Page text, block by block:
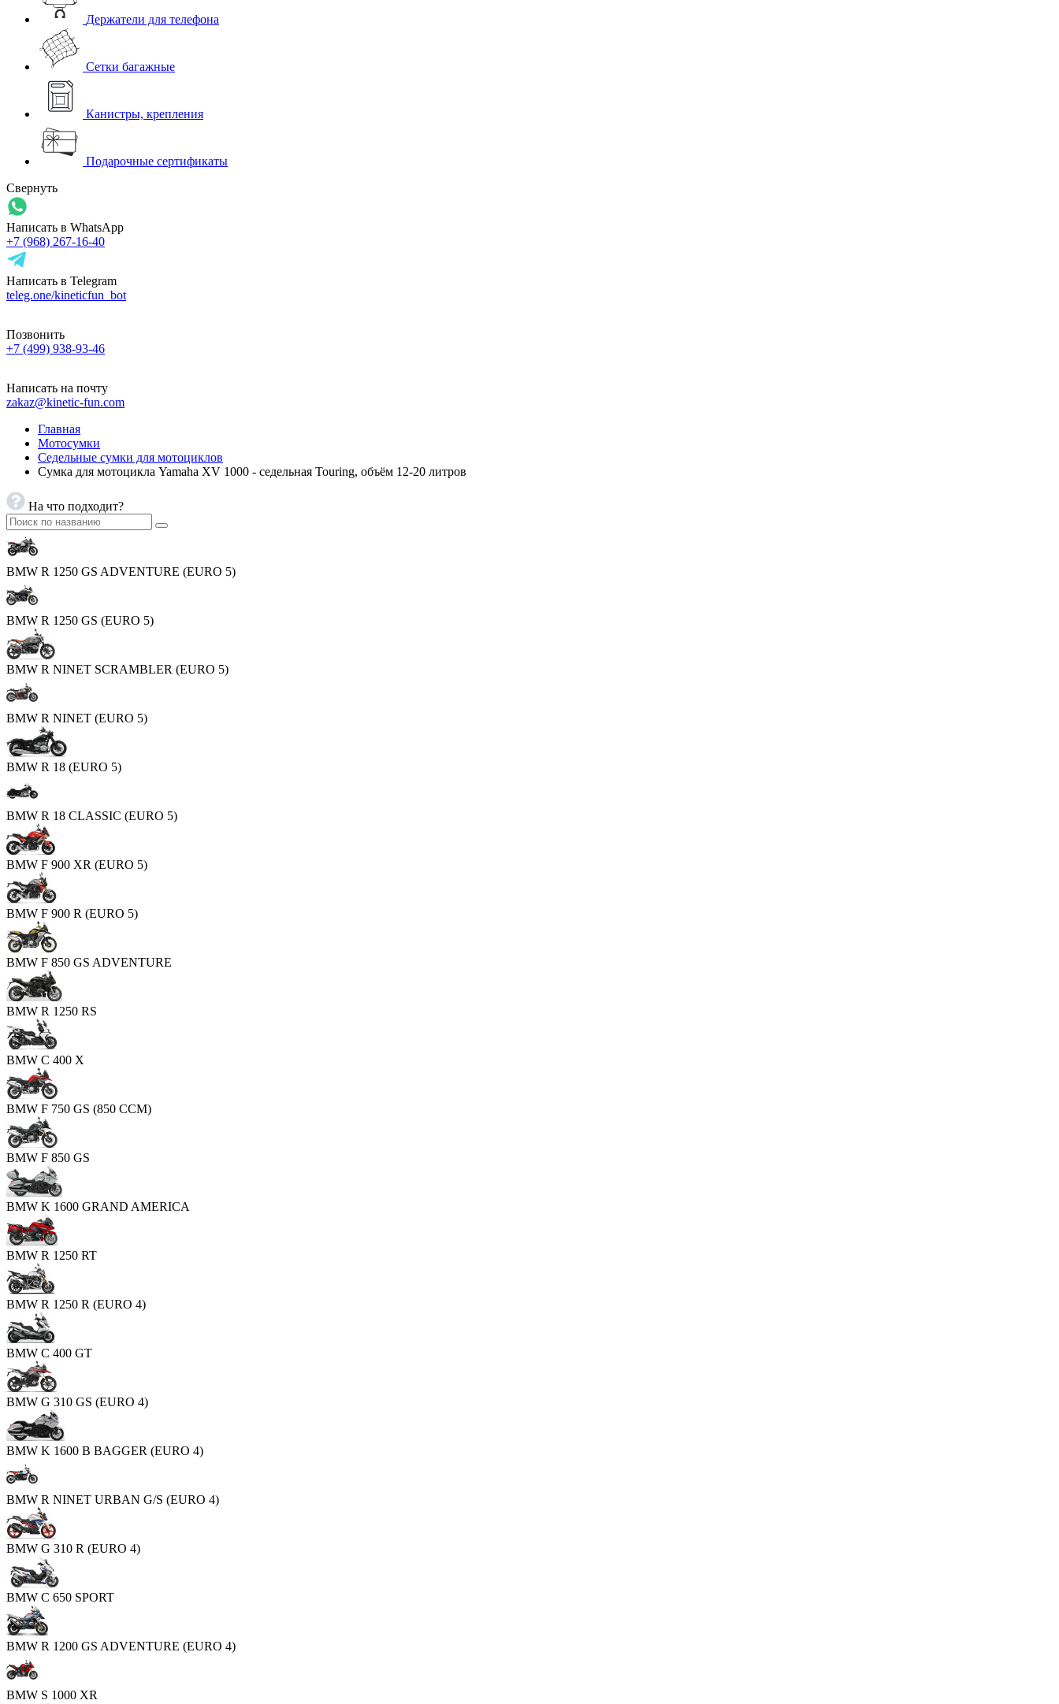
Держатели для телефона
Сетки багажные
Канистры, крепления
Подарочные сертификаты
Свернуть
Написать в WhatsApp
+7 (968) 267-16-40
Написать в Telegram
teleg.one/kineticfun_bot
Позвонить
+7 (499) 938-93-46
Написать на почту
zakaz@kinetic-fun.com
Главная
Мотосумки
Седельные сумки для мотоциклов
Сумка для мотоцикла Yamaha XV 1000 - седельная Touring, объём 12-20 литров
На что подходит?
BMW R 1250 GS ADVENTURE (EURO 5)
BMW R 1250 GS (EURO 5)
BMW R NINET SCRAMBLER (EURO 5)
BMW R NINET (EURO 5)
BMW R 18 (EURO 5)
BMW R 18 CLASSIC (EURO 5)
BMW F 900 XR (EURO 5)
BMW F 900 R (EURO 5)
BMW F 850 GS ADVENTURE
BMW R 1250 RS
BMW C 400 X
BMW F 750 GS (850 CCM)
BMW F 850 GS
BMW K 1600 GRAND AMERICA
BMW R 1250 RT
BMW R 1250 R (EURO 4)
BMW C 400 GT
BMW G 310 GS (EURO 4)
BMW K 1600 B BAGGER (EURO 4)
BMW R NINET URBAN G/S (EURO 4)
BMW G 310 R (EURO 4)
BMW C 650 SPORT
BMW R 1200 GS ADVENTURE (EURO 4)
BMW S 1000 XR